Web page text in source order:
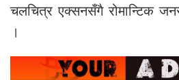
चलचित्र एक्सनसँगै रोमान्टिक
।